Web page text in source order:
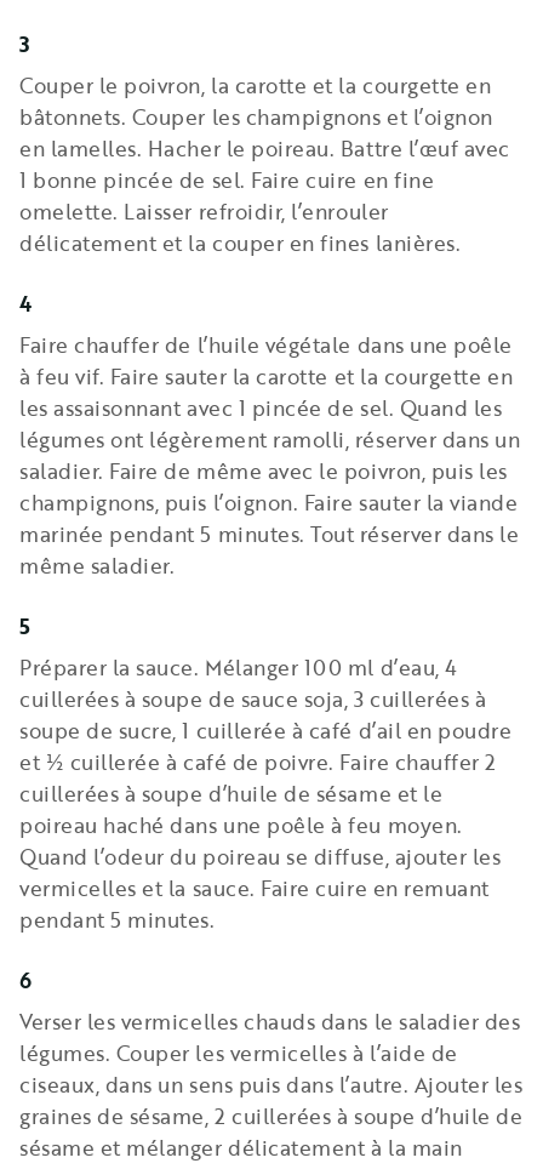
3
Couper le poivron, la carotte et la courgette en
bâtonnets. Couper les champignons et l’oignon
en lamelles. Hacher le poireau. Battre l’œuf avec
1 bonne pincée de sel. Faire cuire en fine
omelette. Laisser refroidir, l’enrouler
délicatement et la couper en fines lanières.
4
Faire chauffer de l’huile végétale dans une poêle
à feu vif. Faire sauter la carotte et la courgette en
les assaisonnant avec 1 pincée de sel. Quand les
légumes ont légèrement ramolli, réserver dans un
saladier. Faire de même avec le poivron, puis les
champignons, puis l’oignon. Faire sauter la viande
marinée pendant 5 minutes. Tout réserver dans le
même saladier.
5
Préparer la sauce. Mélanger 100 ml d’eau, 4
cuillerées à soupe de sauce soja, 3 cuillerées à
soupe de sucre, 1 cuillerée à café d’ail en poudre
et ½ cuillerée à café de poivre. Faire chauffer 2
cuillerées à soupe d’huile de sésame et le
poireau haché dans une poêle à feu moyen.
Quand l’odeur du poireau se diffuse, ajouter les
vermicelles et la sauce. Faire cuire en remuant
pendant 5 minutes.
6
Verser les vermicelles chauds dans le saladier des
légumes. Couper les vermicelles à l’aide de
ciseaux, dans un sens puis dans l’autre. Ajouter les
graines de sésame, 2 cuillerées à soupe d’huile de
sésame et mélanger délicatement à la main